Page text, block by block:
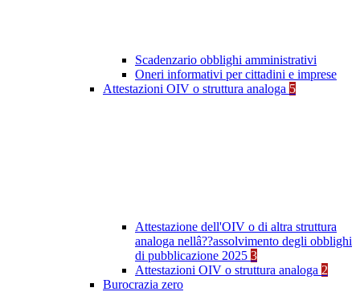
Scadenzario obblighi amministrativi
Oneri informativi per cittadini e imprese
Attestazioni OIV o struttura analoga 5
Attestazione dell'OIV o di altra struttura
analoga nellâ??assolvimento degli obblighi
di pubblicazione 2025 3
Attestazioni OIV o struttura analoga 2
Burocrazia zero